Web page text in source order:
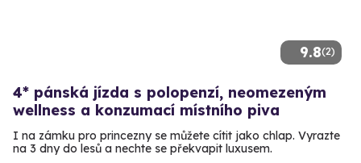
9.8(2)
4* pánská jízda s polopenzí, neomezeným
wellness a konzumací místního piva
I na zámku pro princezny se můžete cítit jako chlap. Vyrazte
na 3 dny do lesů a nechte se překvapit luxusem.